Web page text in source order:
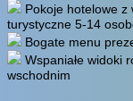
Pokoje hotelowe z
turystyczne 5-14
Bogate menu
Wspaniałe widoki
wschodnim